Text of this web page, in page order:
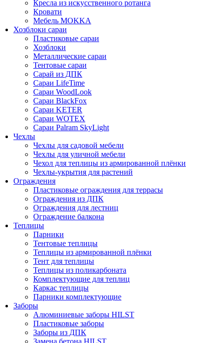
Кресла из искусственного ротанга
Кровати
Мебель MOKKA
Хозблоки сараи
Пластиковые сараи
Хозблоки
Металлические сараи
Тентовые сараи
Сарай из ДПК
Cараи LifeTime
Cараи WoodLook
Сараи BlackFox
Сараи KETER
Сараи WOTEX
Сараи Palram SkyLight
Чехлы
Чехлы для садовой мебели
Чехлы для уличной мебели
Чехол для теплицы из армированной плёнки
Чехлы-укрытия для растений
Ограждения
Пластиковые ограждения для террасы
Ограждения из ДПК
Ограждения для лестниц
Ограждение балкона
Теплицы
Парники
Тентовые теплицы
Теплицы из армированной плёнки
Тент для теплицы
Теплицы из поликарбоната
Комплектующие для теплиц
Каркас теплицы
Парники комплектующие
Заборы
Алюминиевые заборы HILST
Пластиковые заборы
Заборы из ДПК
Замена бетона HILST